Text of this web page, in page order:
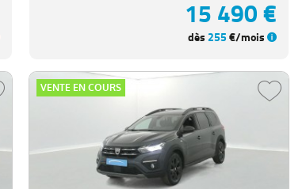
15 490 €
dès 255€/mois
VENTE EN COURS